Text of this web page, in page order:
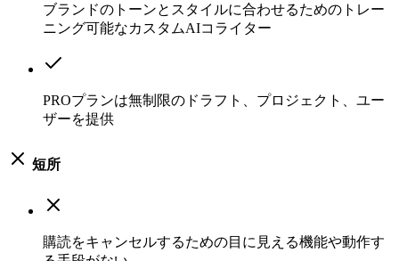
ブランドのトーンとスタイルに合わせるためのトレー
ニング可能なカスタムAIコライター
PROプランは無制限のドラフト、プロジェクト、ユー
ザーを提供
短所
購読をキャンセルするための目に見える機能や動作す